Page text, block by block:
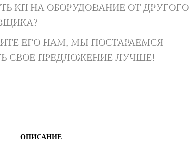
КП НА ОБОРУДОВАНИЕ ОТ ДРУГОГО
ЕГО НАМ, МЫ ПОСТАРАЕМСЯ
СВОЕ ПРЕДЛОЖЕНИЕ ЛУЧШЕ!
ОПИСАНИЕ